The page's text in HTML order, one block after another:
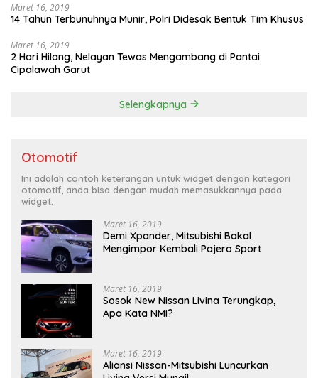
Maret 16, 2019
14 Tahun Terbunuhnya Munir, Polri Didesak Bentuk Tim Khusus
Maret 16, 2019
2 Hari Hilang, Nelayan Tewas Mengambang di Pantai
Cipalawah Garut
Selengkapnya
Otomotif
Ini adalah contoh keterangan untuk widget dengan kategori
otomotif, anda bisa dengan mudah memasukkannya pada
widget.
Maret 16, 2019
Demi Xpander, Mitsubishi Bakal
Mengimpor Kembali Pajero Sport
Maret 16, 2019
Sosok New Nissan Livina Terungkap,
Apa Kata NMI?
Maret 16, 2019
Aliansi Nissan-Mitsubishi Luncurkan